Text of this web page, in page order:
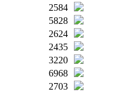
2584
5828
2624
2435
3220
6968
2703